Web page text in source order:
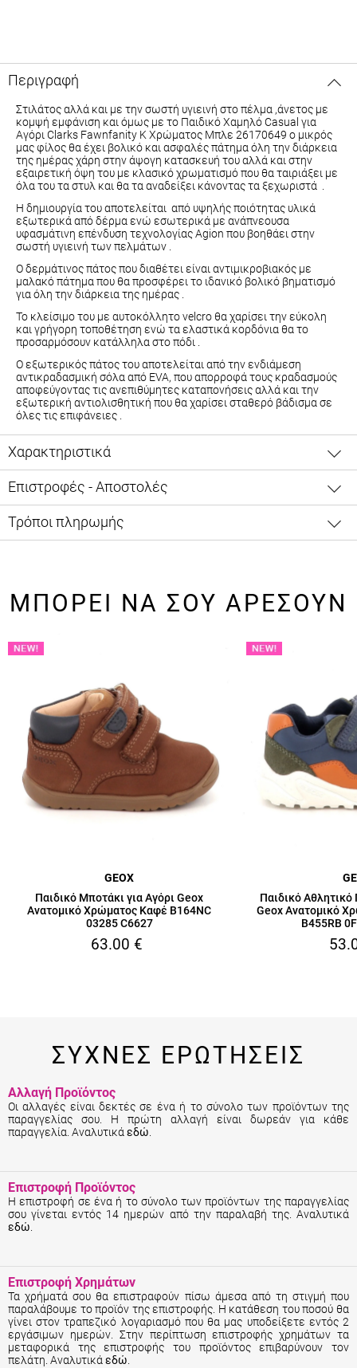
Περιγραφή
Στιλάτος αλλά και με την σωστή υγιεινή στο πέλμα ,άνετος με
κομψή εμφάνιση και όμως με το Παιδικό Χαμηλό Casual για
Aγόρι Clarks Fawnfanity K Χρώματος Μπλε 26170649 ο μικρός
μας φίλος θα έχει βολικό και ασφαλές πάτημα όλη την διάρκεια
της ημέρας χάρη στην άψογη κατασκευή του αλλά και στην
εξαιρετική όψη του με κλασικό χρωματισμό που θα ταιριάξει με
όλα του τα στυλ και θα τα αναδείξει κάνοντας τα ξεχωριστά .
Η δημιουργία του αποτελείται από υψηλής ποιότητας υλικά
εξωτερικά από δέρμα ενώ εσωτερικά με ανάπνεουσα
υφασμάτινη επένδυση τεχνολογίας Agion που βοηθάει στην
σωστή υγιεινή των πελμάτων .
Ο δερμάτινος πάτος που διαθέτει είναι αντιμικροβιακός με
μαλακό πάτημα που θα προσφέρει το ιδανικό βολικό βηματισμό
για όλη την διάρκεια της ημέρας .
Το κλείσιμο του με αυτοκόλλητο velcro θα χαρίσει την εύκολη
και γρήγορη τοποθέτηση ενώ τα ελαστικά κορδόνια θα το
προσαρμόσουν κατάλληλα στο πόδι .
Ο εξωτερικός πάτος του αποτελείται από την ενδιάμεση
αντικραδασμική σόλα από EVA, που απορροφά τους κραδασμούς
αποφεύγοντας τις ανεπιθύμητες καταπονήσεις αλλά και την
εξωτερική αντιολισθητική που θα χαρίσει σταθερό βάδισμα σε
όλες τις επιφάνειες .
Χαρακτηριστικά
Επιστροφές - Αποστολές
Τρόποι πληρωμής
ΜΠΟΡΕΙ ΝΑ ΣΟΥ ΑΡΕΣΟΥΝ
GEOX
Παιδικό Μποτάκι για Αγόρι Geox
Ανατομικό Χρώματος Καφέ B164NC
03285 C6627
63.00 €
Παιδικό Αθλητικό
Geox Ανατομικό
B455RB
ΣΥΧΝΕΣ ΕΡΩΤΗΣΕΙΣ
Αλλαγή Προϊόντος
Οι αλλαγές είναι δεκτές σε ένα ή το σύνολο των προϊόντων της
παραγγελίας σου. Η πρώτη αλλαγή είναι δωρεάν για κάθε
παραγγελία. Αναλυτικά εδώ
Επιστροφή Προϊόντος
Η επιστροφή σε ένα ή το σύνολο των προϊόντων της παραγγελίας
σου γίνεται εντός 14 ημερών από την παραλαβή της. Αναλυτικά
εδώ
Επιστροφή Χρημάτων
Τα χρήματά σου θα επιστραφούν πίσω άμεσα από τη στιγμή που
παραλάβουμε το προϊόν της επιστροφής. Η κατάθεση του ποσού θα
γίνει στον τραπεζικό λογαριασμό που θα μας υποδείξετε εντός 2
εργάσιμων ημερών. Στην περίπτωση επιστροφής χρημάτων τα
μεταφορικά της επιστροφής του προϊόντος επιβαρύνουν τον
πελάτη. Αναλυτικά εδώ